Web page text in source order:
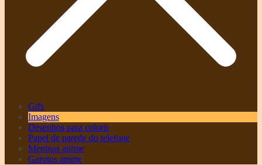
Gifs
Imagens
Desenhos para colorir
Papel de parede do telefone
Meninas anime
Garotos anime